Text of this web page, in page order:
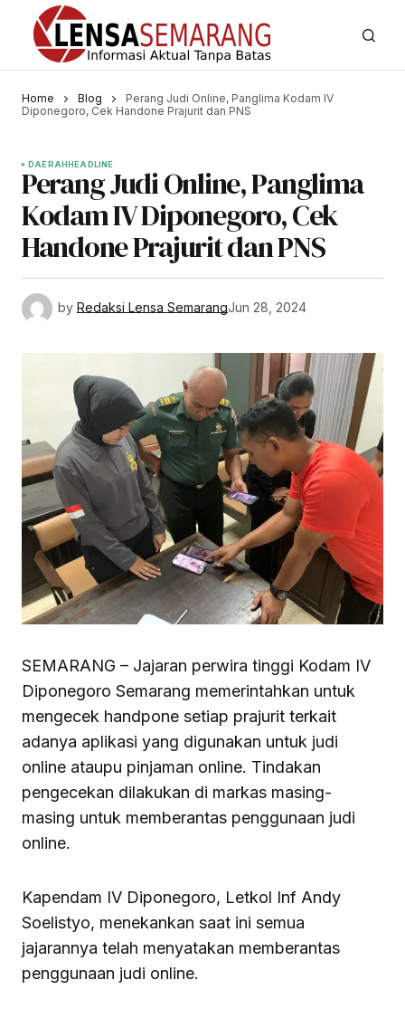
Home Blog
Perang Judi Online, Panglima Kodam IV
Diponegoro, Cek Handone Prajurit dan PNS
DAERAHHEADLINE
Perang Judi Online, Panglima
Kodam IV Diponegoro, Cek
Handone Prajurit dan PNS
by Redaksi Lensa SemarangJun 28, 2024
SEMARANG – Jajaran perwira tinggi Kodam IV
Diponegoro Semarang memerintahkan untuk
mengecek handpone setiap prajurit terkait
adanya aplikasi yang digunakan untuk judi
online ataupu pinjaman online. Tindakan
pengecekan dilakukan di markas masing-
masing untuk memberantas penggunaan judi
online.
Kapendam IV Diponegoro, Letkol Inf Andy
Soelistyo, menekankan saat ini semua
jajarannya telah menyatakan memberantas
penggunaan judi online.